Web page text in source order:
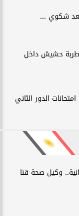
شكوي ...
ضبط عاطل بحوزته 75 طربة حشيش داخل
الدور الثاني
وكيل صحة قنا